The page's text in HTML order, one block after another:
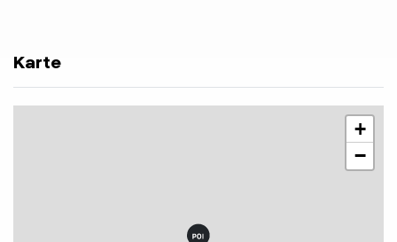
Karte
+
−